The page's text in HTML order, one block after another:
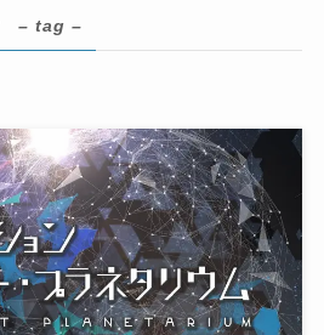
– tag –